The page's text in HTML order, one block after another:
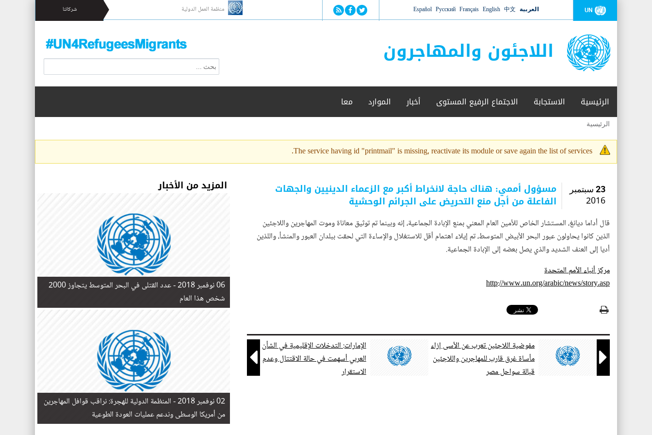
Jump to navigation UN العربية 中文
English
Français
Русский
Español منظمة العمل الدولية شركائنا
اللاجئون والمهاجرون
س
ت
ر
ا
ب
ث
ب
ح
الرئيسية الاستجابة الاجتماع الرفيع المستوى أخبار الموارد معا
أنت
هنا
الرئيسية
رسالة
التحذير
The service having id "printmail" is missing, reactivate its module or save again the list of services.
23 سبتمبر
2016
مسؤول أممي: هناك حاجة لانخراط أكبر مع الزعماء الدينيين والجهات
الفاعلة من أجل منع التحريض على الجرائم الوحشية
قال أداما ديانغ، المستشار الخاص للأمين العام المعني بمنع الإبادة الجماعية، إنه وبينما تم توثيق معاناة وموت المهاجرين واللاجئين
الذين كانوا يحاولون عبور البحر الأبيض المتوسط، تم إيلاء اهتمام أقل للاستغلال والإساءة التي لحقت ببلدان العبور والمنشأ، واللذين
أديا إلى العنف الشديد والذي يصل بعضه إلى الإبادة الجماعية.
مركز أنباء الأمم المتحدة
http://www.un.org/arabic/news/story.asp

مفوضية اللاجئين تعرب عن الأسى إزاء
مأساة غرق قارب للمهاجرين واللاجئين
قبالة سواحل مصر
 الإمارات: التدخلات الإقليمية في الشأن
العربي أسهمت في حالة الاقتتال وعدم
الاستقرار
المزيد من الأخبار
06 نوفمبر 2018 -
عدد القتلى في البحر المتوسط يتجاوز 2000
شخص ​​هذا العام
02 نوفمبر 2018 -
المنظمة الدولية للهجرة: نراقب قوافل المهاجرين
من أمريكا الوسطى وندعم عمليات العودة الطوعية